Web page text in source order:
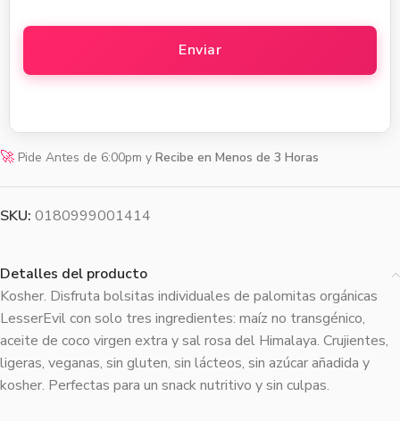
🚀 Pide Antes de 6:00pm y Recibe en Menos de 3 Horas
SKU: 0180999001414
Detalles del producto
Kosher. Disfruta bolsitas individuales de palomitas orgánicas
LesserEvil con solo tres ingredientes: maíz no transgénico,
aceite de coco virgen extra y sal rosa del Himalaya. Crujientes,
ligeras, veganas, sin gluten, sin lácteos, sin azúcar añadida y
kosher. Perfectas para un snack nutritivo y sin culpas.